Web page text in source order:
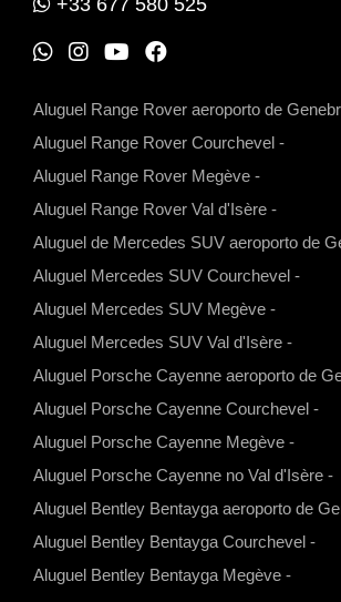
+33 677 580 525
W
p
p
I
r
a
m
Y
u
b
e
F
o
k
Aluguel Range Rover aeroporto de
Aluguel Range Rover Courchevel -
Aluguel Range Rover Megève -
Aluguel Range Rover Val d'Isère -
Aluguel de Mercedes SUV aeroporto de
Aluguel Mercedes SUV Courchevel -
Aluguel Mercedes SUV Megève -
Aluguel Mercedes SUV Val d'Isère -
Aluguel Porsche Cayenne aeroporto de
Aluguel Porsche Cayenne Courchevel -
Aluguel Porsche Cayenne Megève -
Aluguel Porsche Cayenne no Val d'Isère -
Aluguel Bentley Bentayga aeroporto de
Aluguel Bentley Bentayga Courchevel -
Aluguel Bentley Bentayga Megève -